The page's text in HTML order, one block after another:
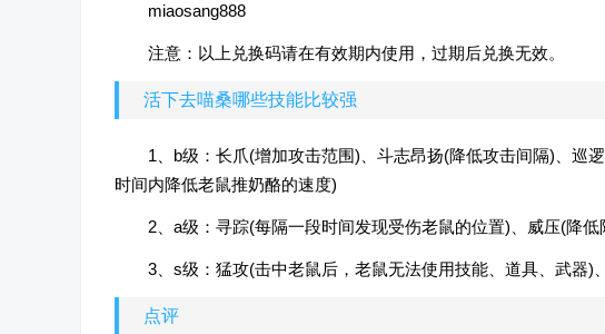
miaosang888
注意：以上兑换码请在有效期内使用，过期后兑换无效。
活下去喵桑哪些技能比较强
1、b级：长爪(增加攻击范围)、斗志昂扬(降低攻击间隔)、巡
时间内降低老鼠推奶酪的速度)
2、a级：寻踪(每隔一段时间发现受伤老鼠的位置)、威压(降
3、s级：猛攻(击中老鼠后，老鼠无法使用技能、道具、武器)
点评